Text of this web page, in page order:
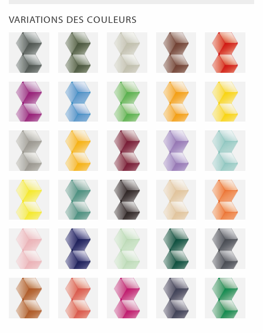
VARIATIONS DES COULEURS